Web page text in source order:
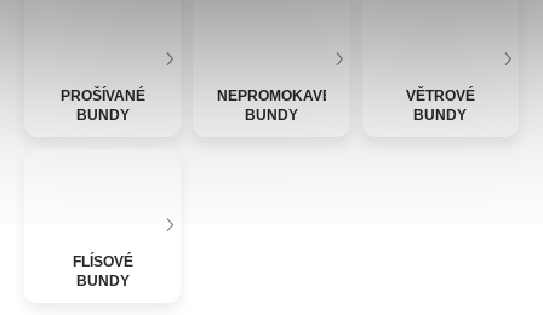
PROŠÍVANÉ
BUNDY
NEPROMOKAVÉ
BUNDY
VĚTROVÉ
BUNDY
FLÍSOVÉ
BUNDY